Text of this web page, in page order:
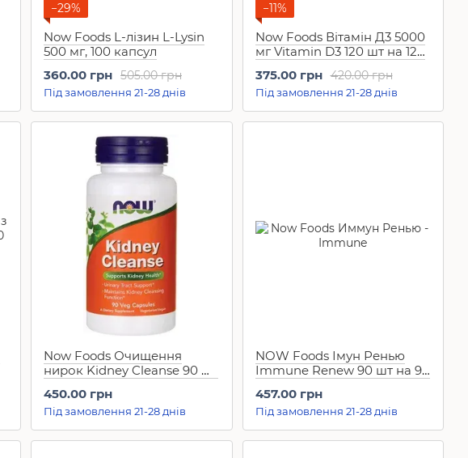
−29%
Now Foods L-лізин L-Lysin
500 мг, 100 капсул
505.00 грн
360.00 грн
Під замовлення 21-28 днів
−11%
Now Foods Вітамін Д3 5000
мг Vitamin D3 120 шт на 120
420.00 грн
375.00 грн
Під замовлення 21-28 днів
Now Foods Очищення
нирок Kidney Cleanse 90 шт
450.00 грн
Під замовлення 21-28 днів
NOW Foods Імун Ренью
Immune Renew 90 шт на 90
457.00 грн
Під замовлення 21-28 днів